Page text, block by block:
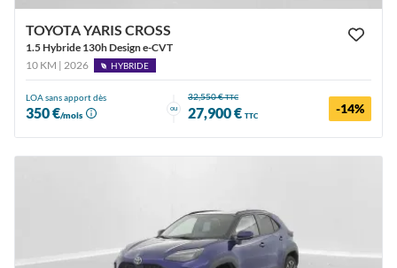
TOYOTA YARIS CROSS
1.5 Hybride 130h Design e-CVT
10 KM | 2026
HYBRIDE
LOA sans apport dès
350 €/mois
ou
32,550 €TTC
27,900 € TTC -14%